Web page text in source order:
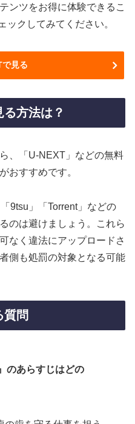
ンツをお得に体験できるこ
クしてみてください。
で見る
方法は？
、「U-NEXT」などの無料
おすすめです。
9tsu」「Torrent」などの
のは避けましょう。これら
なく違法にアップロードさ
側も処罰の対象となる可能
質問
のあらすじはどの